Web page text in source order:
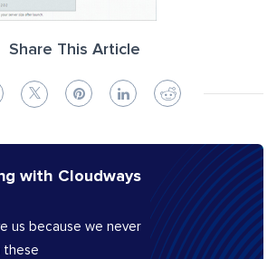
Share This Article
with Cloudways
us because we never
these